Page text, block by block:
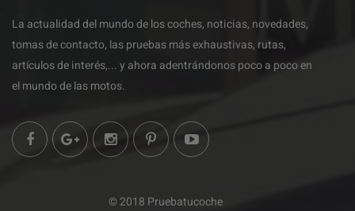
La actualidad del mundo de los coches, noticias, novedades,
tomas de contacto, las pruebas más exhaustivas, rutas,
artículos de interés,... y ahora adentrándonos poco a poco en
el mundo de las motos.
© 2018 Pruebatucoche